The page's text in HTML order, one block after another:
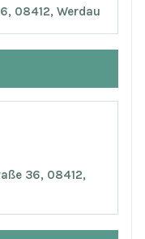
08412, Werdau
36, 08412,